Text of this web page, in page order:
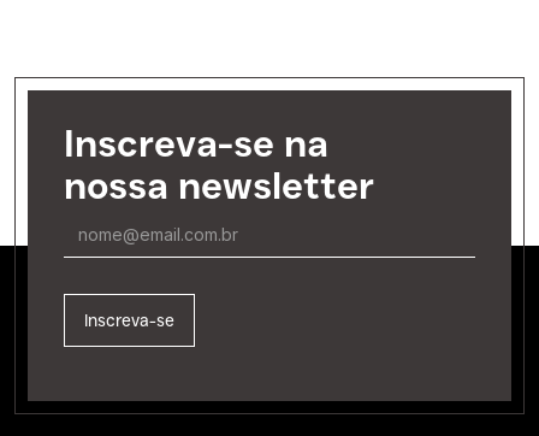
Inscreva-se na
nossa newsletter